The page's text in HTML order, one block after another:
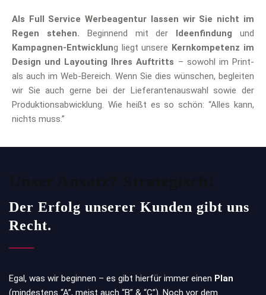
Als Full Service Werbeagentur lassen wir Sie nicht im
Regen stehen. Beginnend mit der Ideenfindung und
Kampagnen-Entwicklung liegt unsere Kernkompetenz im
Design und Layouting Ihres Auftritts – sowohl im Print-
als auch im Web-Bereich. Wenn Sie dies wünschen, begleiten
wir Sie auch gerne bei der Lieferantenauswahl sowie der
Produktionsabwicklung. Wie heißt es so schön: “Alles kann,
nichts muss.”
Der Erfolg unserer Kunden gibt uns
Recht.
Egal, was wir beginnen – es gibt hierfür immer einen Plan
(mindestens “A”, meist auch “B” & “C”). Noch vor dem